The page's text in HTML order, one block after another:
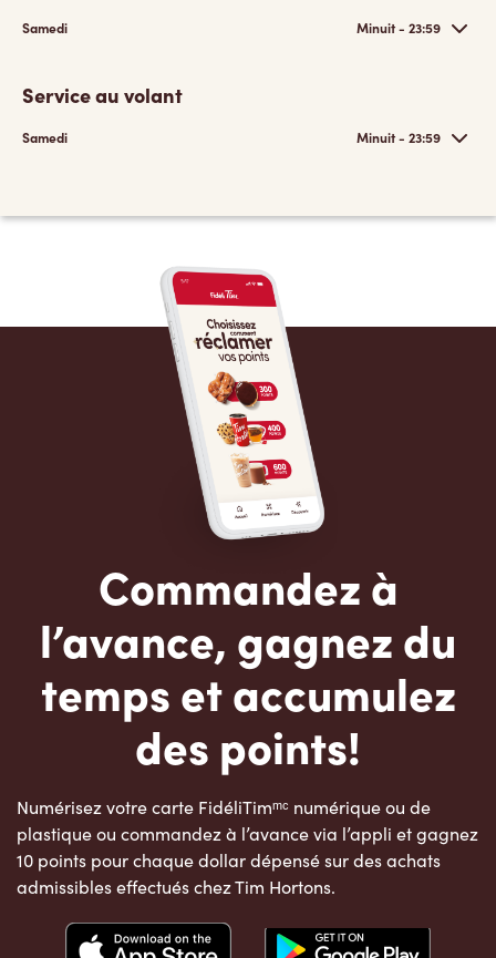
Samedi Minuit - 23:59
Service au volant
Samedi Minuit - 23:59
Commandez à
l’avance, gagnez du
temps et accumulez
des points!
Numérisez votre carte FidéliTimᵐᶜ numérique ou de
plastique ou commandez à l’avance via l’appli et gagnez
10 points pour chaque dollar dépensé sur des achats
admissibles effectués chez Tim Hortons.